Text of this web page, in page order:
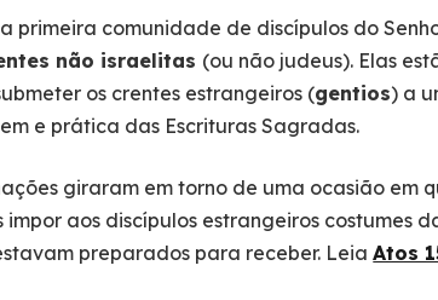
primeira comunidade de discípulos do
não israelitas (ou não judeus). Elas
os crentes estrangeiros (gentios) a
e prática das Escrituras Sagradas.
giraram em torno de uma ocasião em
impor aos discípulos estrangeiros costumes
preparados para receber. LeiaAtos